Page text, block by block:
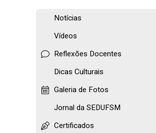
Notícias
Vídeos
Reflexões Docentes
Dicas Culturais
Galeria de Fotos
Jornal da SEDUFSM
Certificados